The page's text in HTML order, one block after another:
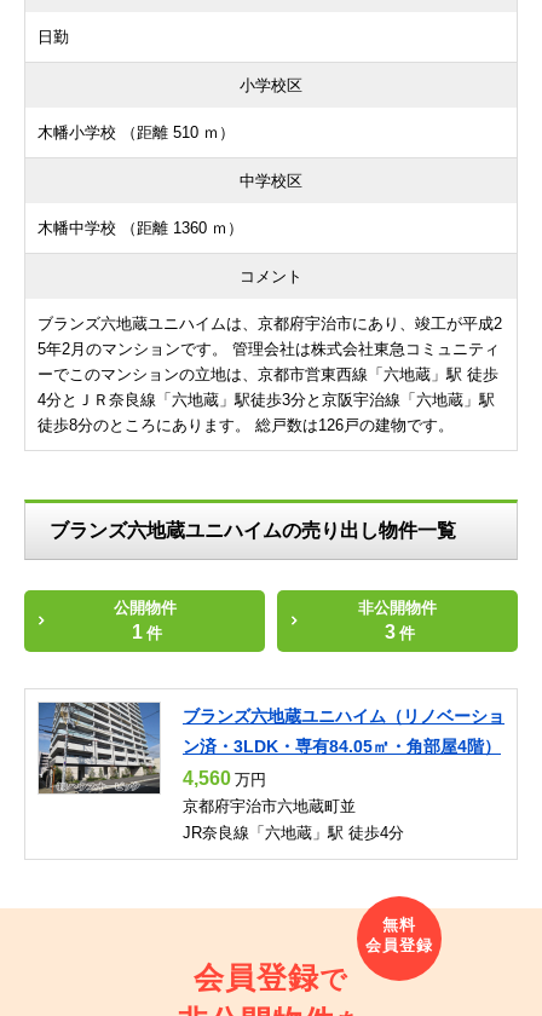
日勤
小学校区
木幡小学校 （距離 510 ｍ）
中学校区
木幡中学校 （距離 1360 ｍ）
コメント
ブランズ六地蔵ユニハイムは、京都府宇治市にあり、竣工が平成2
5年2月のマンションです。 管理会社は株式会社東急コミュニティ
ーでこのマンションの立地は、京都市営東西線「六地蔵」駅 徒歩
4分とＪＲ奈良線「六地蔵」駅徒歩3分と京阪宇治線「六地蔵」駅
徒歩8分のところにあります。 総戸数は126戸の建物です。
ブランズ六地蔵ユニハイムの売り出し物件一覧
公開物件
1 件
非公開物件
3 件
ブランズ六地蔵ユニハイム（リノベーショ
ン済・3LDK・専有84.05㎡・角部屋4階）
4,560 万円
京都府宇治市六地蔵町並
JR奈良線「六地蔵」駅 徒歩4分
会員登録で